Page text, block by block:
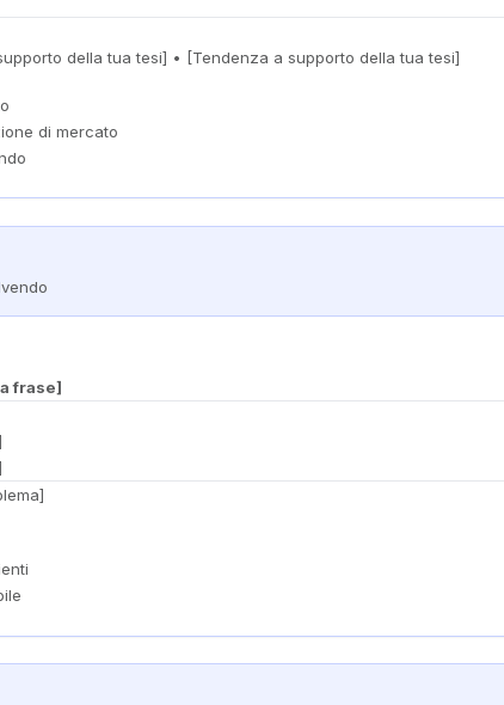
della tua tesi] • [Tendenza a supporto della tua tesi]
di mercato
frase]